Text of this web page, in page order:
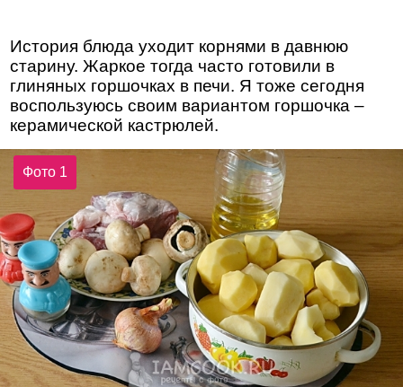
История блюда уходит корнями в давнюю
старину. Жаркое тогда часто готовили в
глиняных горшочках в печи. Я тоже сегодня
воспользуюсь своим вариантом горшочка –
керамической кастрюлей.
Фото 1